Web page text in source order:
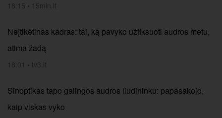
18:15 • 15min.lt
Neįtikėtinas kadras: tai, ką pavyko užfiksuoti audros metu,
atima žadą
18:01 • tv3.lt
Sinoptikas tapo galingos audros liudininku: papasakojo,
kaip viskas vyko